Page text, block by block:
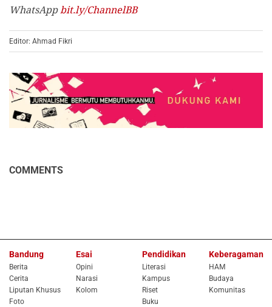
WhatsAppbit.ly/ChannelBB
Editor: Ahmad Fikri
COMMENTS
Bandung
Berita
Cerita
Liputan Khusus
Foto
Esai
Opini
Narasi
Kolom
Pendidikan
Literasi
Kampus
Riset
Buku
Keberagaman
HAM
Budaya
Komunitas